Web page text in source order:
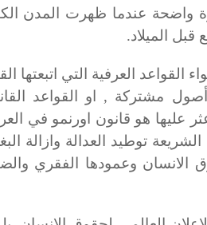
واضحة عندما ظهرت المدن
الميلاد.
العرفية التي اتبعتها
مشتركة , او القواعد
عليها هو قانون اورنمو في
توطيد العدالة وازالة
الانسان وعمودها الفقري